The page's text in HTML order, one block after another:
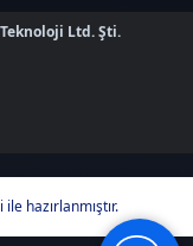
Ltd. Şti.
hazırlanmıştır.